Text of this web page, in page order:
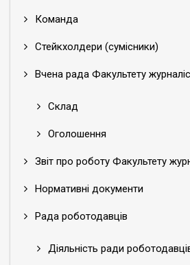
Команда
Стейкхолдери (сумісники)
Вчена рада Факультету
Склад
Оголошення
Звіт про роботу Факультету
Нормативні документи
Рада роботодавців
Діяльність ради